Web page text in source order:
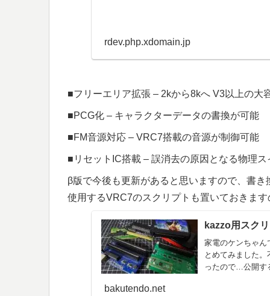
rdev.php.xdomain.jp
■フリーエリア拡張 – 2kから8kへ V3以上の大
■PCG化 – キャラクターデータの書換が可能
■FM音源対応 – VRC7搭載の音源が制御可能
■リセットIC搭載 – 誤消去の原因となる物理
β版で今後も更新があると思いますので、書
使用するVRC7のスクリプトも置いておきま
kazzo用スク
家電のケンちゃん
とめてみました
ったので…公開す
bakutendo.net